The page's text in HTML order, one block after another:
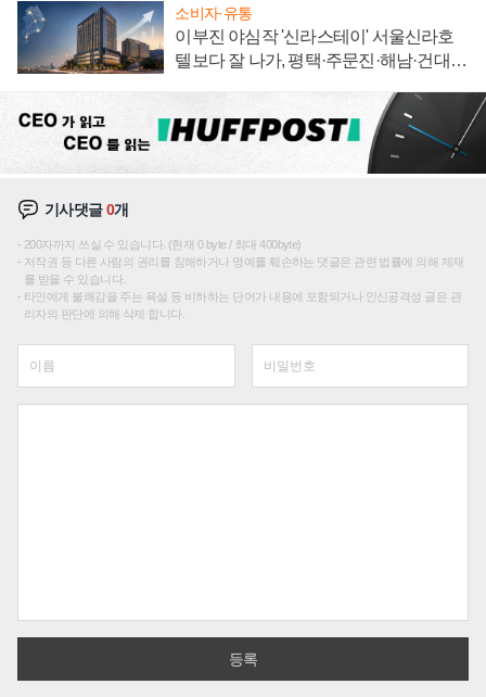
소비자·유통
이부진 야심작 '신라스테이' 서울신라호
텔보다 잘 나가, 평택·주문진·해남·건대로
기사댓글0개
200자까지 쓰실 수 있습니다. (현재 0 byte / 최대 400byte)
저작권 등 다른 사람의 권리를 침해하거나 명예를 훼손하는 댓글은 관련 법률에 의해 제재
를 받을 수 있습니다.
타인에게 불쾌감을 주는 욕설 등 비하하는 단어가 내용에 포함되거나 인신공격성 글은 관
리자의 판단에 의해 삭제 합니다.